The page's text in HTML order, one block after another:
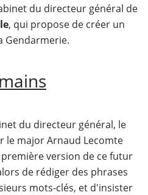
du directeur général de
, qui propose de créer un
Gendarmerie.
du directeur général, le
le major Arnaud Lecomte
version de ce futur
de rédiger des phrases
mots-clés, et d'insister